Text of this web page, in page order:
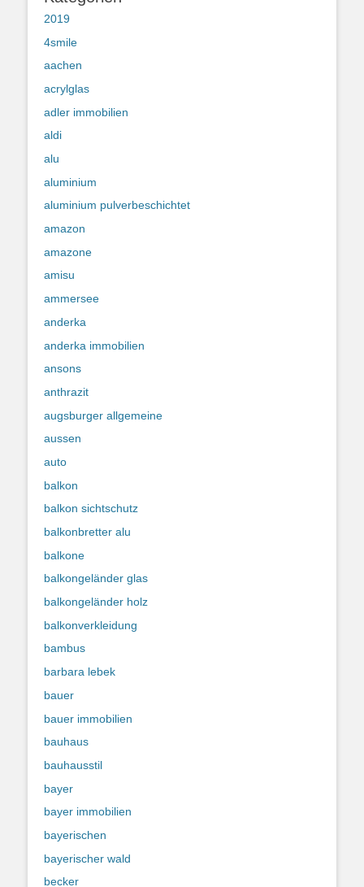
2019
4smile
aachen
acrylglas
adler immobilien
aldi
alu
aluminium
aluminium pulverbeschichtet
amazon
amazone
amisu
ammersee
anderka
anderka immobilien
ansons
anthrazit
augsburger allgemeine
aussen
auto
balkon
balkon sichtschutz
balkonbretter alu
balkone
balkongeländer glas
balkongeländer holz
balkonverkleidung
bambus
barbara lebek
bauer
bauer immobilien
bauhaus
bauhausstil
bayer
bayer immobilien
bayerischen
bayerischer wald
becker